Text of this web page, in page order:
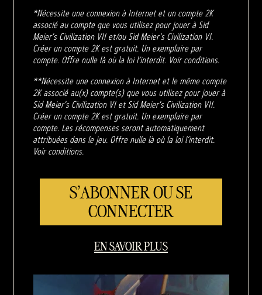
*Nécessite une connexion à Internet et un compte 2K
associé au compte que vous utilisez pour jouer à Sid
Meier's Civilization VII et/ou Sid Meier's Civilization VI.
Créer un compte 2K est gratuit. Un exemplaire par
compte. Offre nulle là où la loi l’interdit. Voir conditions.
**Nécessite une connexion à Internet et le même compte
2K associé au(x) compte(s) que vous utilisez pour jouer à
Sid Meier's Civilization VI et Sid Meier's Civilization VII.
Créer un compte 2K est gratuit. Un exemplaire par
compte. Les récompenses seront automatiquement
attribuées dans le jeu. Offre nulle là où la loi l’interdit.
Voir conditions.
S'ABONNER OU SE
CONNECTER
EN SAVOIR PLUS